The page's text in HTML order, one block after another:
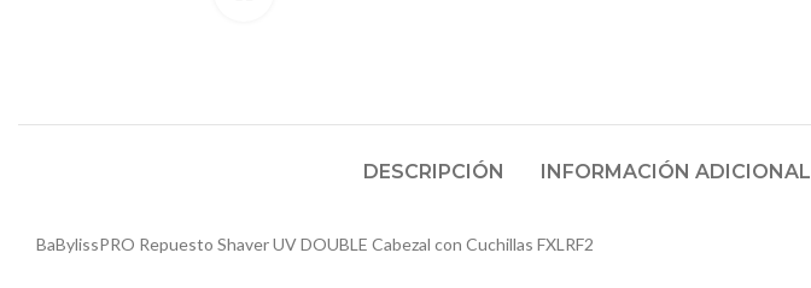
DESCRIPCIÓN INFORMACIÓN ADICIONAL
BaBylissPRO Repuesto Shaver UV DOUBLE Cabezal con Cuchillas FXLRF2